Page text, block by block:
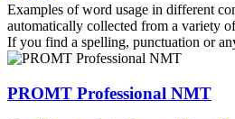
Examples of word usage in different
automatically collected from a variety
If you find a spelling, punctuation or
PROMT Professional NMT